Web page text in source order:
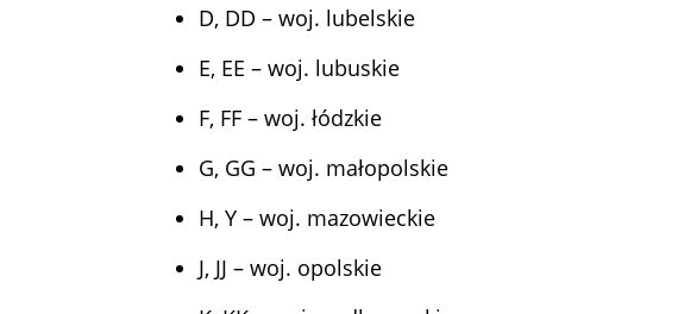
D, DD – woj. lubelskie
E, EE – woj. lubuskie
F, FF – woj. łódzkie
G, GG – woj. małopolskie
H, Y – woj. mazowieckie
J, JJ – woj. opolskie